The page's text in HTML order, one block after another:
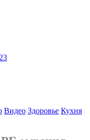
Видео Здоровье Кухня